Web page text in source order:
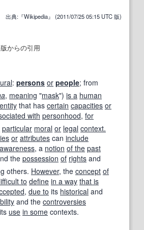
出典:『Wikipedia』 (2011/07/25 05:15 UTC 版)
からの引用
: persons or people; from
, meaning "mask") is a human
entity that has certain capacities or
with personhood, for
particular moral or legal context.
or attributes can include
, a notion of the past
the possession of rights and
others. However, the concept of
to define in a way that is
, due to its historical and
and the controversies
its use in some contexts.